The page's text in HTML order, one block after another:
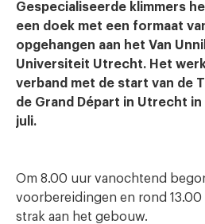
Gespecialiseerde klimmers
een doek met een formaat
opgehangen aan het Van
Universiteit Utrecht. Het
verband met de start van de
de Grand Départ in Utrecht
juli.
Om 8.00 uur vanochtend
voorbereidingen en rond
strak aan het gebouw.